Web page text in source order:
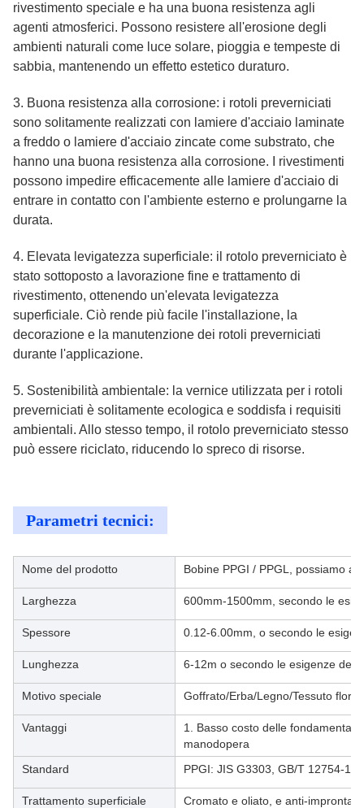
rivestimento speciale e ha una buona resistenza agli
agenti atmosferici. Possono resistere all'erosione degli
ambienti naturali come luce solare, pioggia e tempeste di
sabbia, mantenendo un effetto estetico duraturo.
3. Buona resistenza alla corrosione: i rotoli preverniciati
sono solitamente realizzati con lamiere d'acciaio laminate
a freddo o lamiere d'acciaio zincate come substrato, che
hanno una buona resistenza alla corrosione. I rivestimenti
possono impedire efficacemente alle lamiere d'acciaio di
entrare in contatto con l'ambiente esterno e prolungarne la
durata.
4. Elevata levigatezza superficiale: il rotolo preverniciato è
stato sottoposto a lavorazione fine e trattamento di
rivestimento, ottenendo un'elevata levigatezza
superficiale. Ciò rende più facile l'installazione, la
decorazione e la manutenzione dei rotoli preverniciati
durante l'applicazione.
5. Sostenibilità ambientale: la vernice utilizzata per i rotoli
preverniciati è solitamente ecologica e soddisfa i requisiti
ambientali. Allo stesso tempo, il rotolo preverniciato stesso
può essere riciclato, riducendo lo spreco di risorse.
Parametri tecnici:
Nome del prodotto Bobine PPGI / PPGL, possiamo
Larghezza 600mm-1500mm, secondo le
Spessore 0.12-6.00mm, o secondo le
Lunghezza 6-12m o secondo le esigenze del
Motivo speciale Goffrato/Erba/Legno/Tessuto
Vantaggi
1. Basso costo delle fondamenta
manodopera
Standard
PPGI: JIS G3303, GB/T 12754-
Trattamento superficiale Cromato e oliato, e anti-impronta